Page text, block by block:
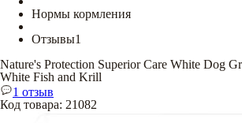
Нормы кормления
Отзывы1
Nature's Protection Superior Care White Dog
White Fish and Krill
1 отзыв
Код товара: 21082